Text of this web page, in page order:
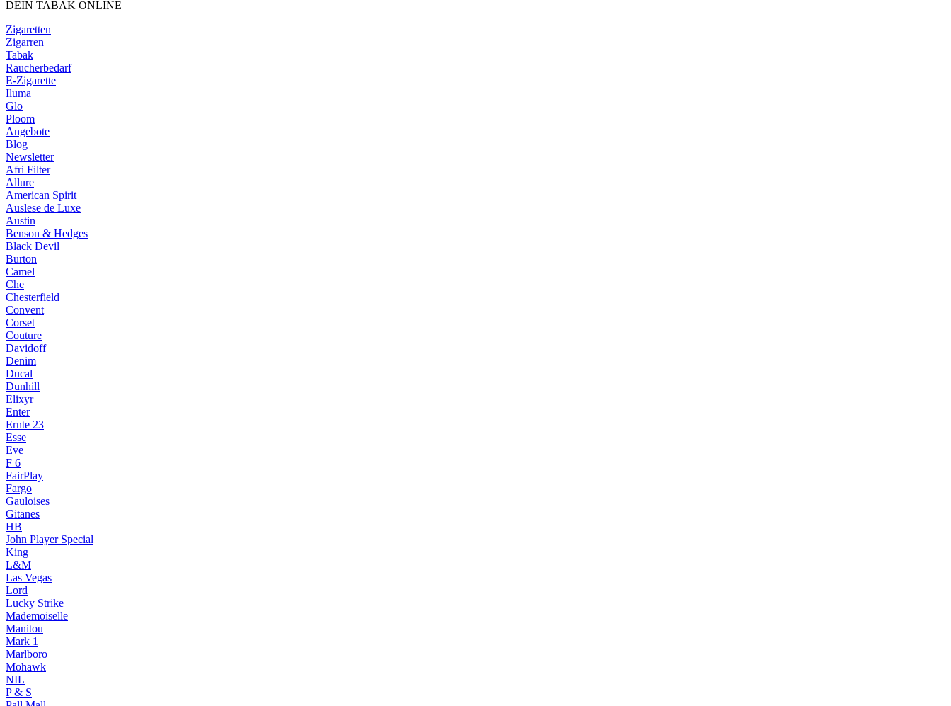
DEIN TABAK ONLINE
Zigaretten
Zigarren
Tabak
Raucherbedarf
E-Zigarette
Iluma
Glo
Ploom
Angebote
Blog
Newsletter
Afri Filter
Allure
American Spirit
Auslese de Luxe
Austin
Benson & Hedges
Black Devil
Burton
Camel
Che
Chesterfield
Convent
Corset
Couture
Davidoff
Denim
Ducal
Dunhill
Elixyr
Enter
Ernte 23
Esse
Eve
F 6
FairPlay
Fargo
Gauloises
Gitanes
HB
John Player Special
King
L&M
Las Vegas
Lord
Lucky Strike
Mademoiselle
Manitou
Mark 1
Marlboro
Mohawk
NIL
P & S